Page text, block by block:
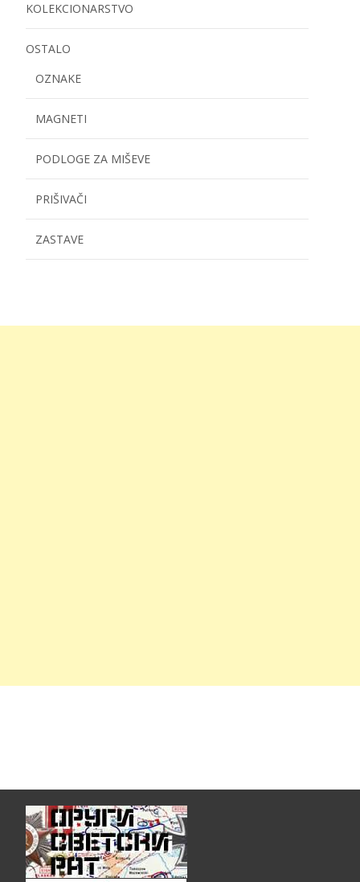
KOLEKCIONARSTVO
OSTALO
OZNAKE
MAGNETI
PODLOGE ZA MIŠEVE
PRIŠIVAČI
ZASTAVE